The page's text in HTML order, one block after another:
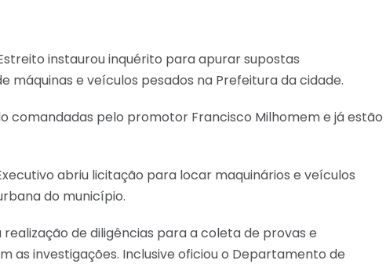
instaurou inquérito para apurar supostas
máquinas e veículos pesados na Prefeitura da cidade.
comandadas pelo promotor Francisco Milhomem e já estão
abriu licitação para locar maquinários e veículos
do município.
de diligências para a coleta de provas e
as investigações. Inclusive oficiou o Departamento de